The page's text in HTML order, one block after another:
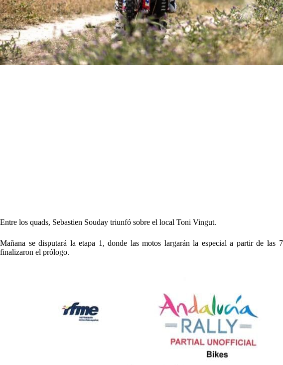
Entre los quads, Sebastien Souday triunfó sobre el local Toni Vingut.
Mañana se disputará la etapa 1, donde las motos largarán la especial a partir de
finalizaron el prólogo.